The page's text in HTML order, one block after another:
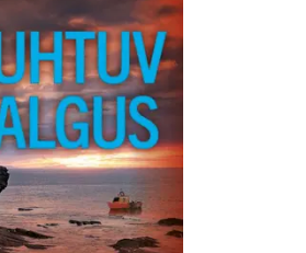
(229)
kirjandus (1776)
Ettevõtlus (30)
Filoloogia (121)
Filosoofia (148)
(65)
Haridus (20)